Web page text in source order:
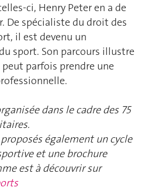
ci, Henry Peter en a de
De spécialiste du droit des
il est devenu un
sport. Son parcours illustre
peut parfois prendre une
dans le cadre des 75
également un cycle
et une brochure
est à découvrir sur